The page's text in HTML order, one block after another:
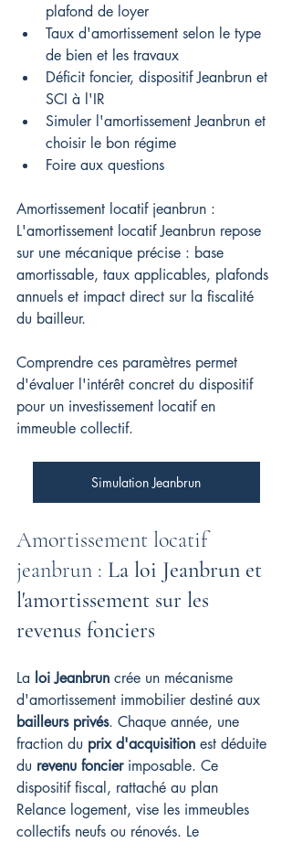
plafond de loyer
Taux d'amortissement selon le type
de bien et les travaux
Déficit foncier, dispositif Jeanbrun et
SCI à l'IR
Simuler l'amortissement Jeanbrun et
choisir le bon régime
Foire aux questions
Amortissement locatif jeanbrun :
L'amortissement locatif Jeanbrun repose
sur une mécanique précise : base
amortissable, taux applicables, plafonds
annuels et impact direct sur la fiscalité
du bailleur.
Comprendre ces paramètres permet
d'évaluer l'intérêt concret du dispositif
pour un investissement locatif en
immeuble collectif.
Simulation Jeanbrun
Amortissement locatif
jeanbrun : La loi Jeanbrun et
l'amortissement sur les
revenus fonciers
La loi Jeanbrun crée un mécanisme
d'amortissement immobilier destiné aux
bailleurs privés. Chaque année, une
fraction du prix d'acquisition est déduite
du revenu foncier imposable. Ce
dispositif fiscal, rattaché au plan
Relance logement, vise les immeubles
collectifs neufs ou rénovés. Le